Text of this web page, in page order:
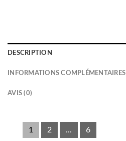
DESCRIPTION
INFORMATIONS COMPLÉMENTAIRES
AVIS (0)
1 2 ... 6